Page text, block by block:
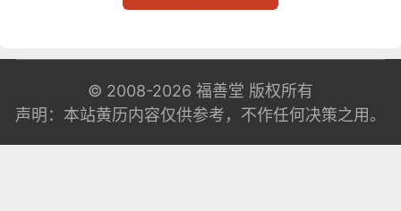
© 2008-2026 福善堂 版权所有
声明：本站黄历内容仅供参考，不作任何决策之用。